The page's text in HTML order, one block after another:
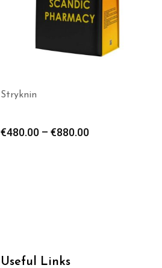
Stryknin
€480.00 – €880.00
Useful Links